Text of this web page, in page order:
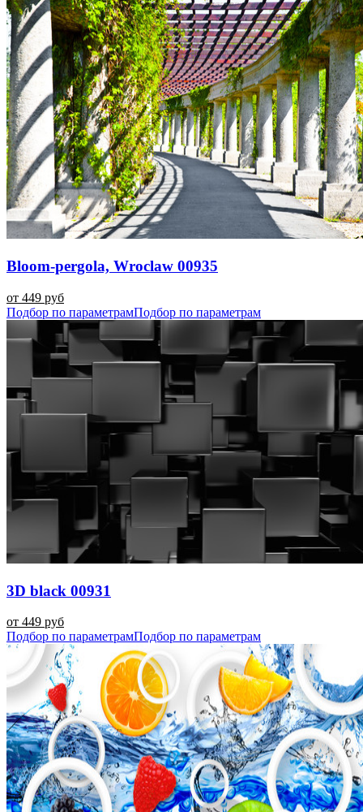
Bloom-pergola, Wroclaw 00935
от 449 руб
Подбор по параметрамПодбор по параметрам
3D black 00931
от 449 руб
Подбор по параметрамПодбор по параметрам